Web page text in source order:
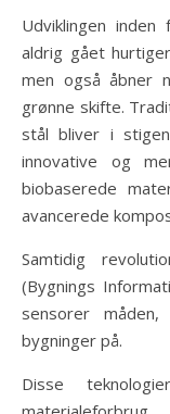
Udviklingen
aldrig gået
men også åbner
grønne skifte.
stål bliver i
innovative og
biobaserede
avancerede
Samtidig
(Bygnings
sensorer
bygninger på.
Disse